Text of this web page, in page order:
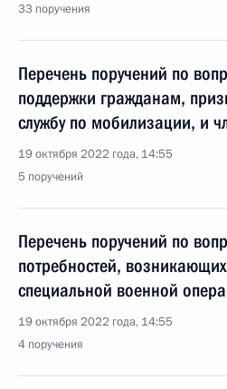
33 поручения
Перечень поручений по
поддержки гражданам,
службу по мобилизации, и
19 октября 2022 года, 14:55
5 поручений
Перечень поручений по
потребностей,
специальной военной
19 октября 2022 года, 14:55
4 поручения